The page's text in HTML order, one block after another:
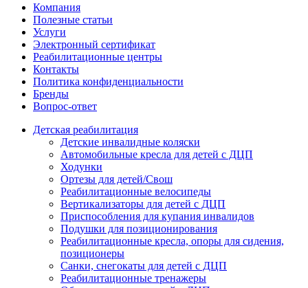
Компания
Полезные статьи
Услуги
Электронный сертификат
Реабилитационные центры
Контакты
Политика конфиденциальности
Бренды
Вопрос-ответ
Детская реабилитация
Детские инвалидные коляски
Автомобильные кресла для детей с ДЦП
Ходунки
Ортезы для детей/Свош
Реабилитационные велосипеды
Вертикализаторы для детей с ДЦП
Приспособления для купания инвалидов
Подушки для позиционирования
Реабилитационные кресла, опоры для сидения,
позиционеры
Санки, снегокаты для детей с ДЦП
Реабилитационные тренажеры